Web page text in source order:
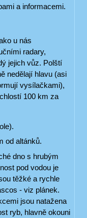
a informacemi.
u nás
radary,
jejich vůz. Polští
nedělají hlavu (asi
vysílačkami),
100 km za
od altánků.
dno s hrubým
pod vodou je
těžké a rychle
- viz plánek.
jsou natažena
ryb, hlavně okouni